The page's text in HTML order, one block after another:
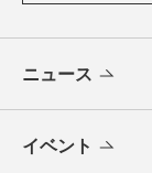
ニュース
イベント